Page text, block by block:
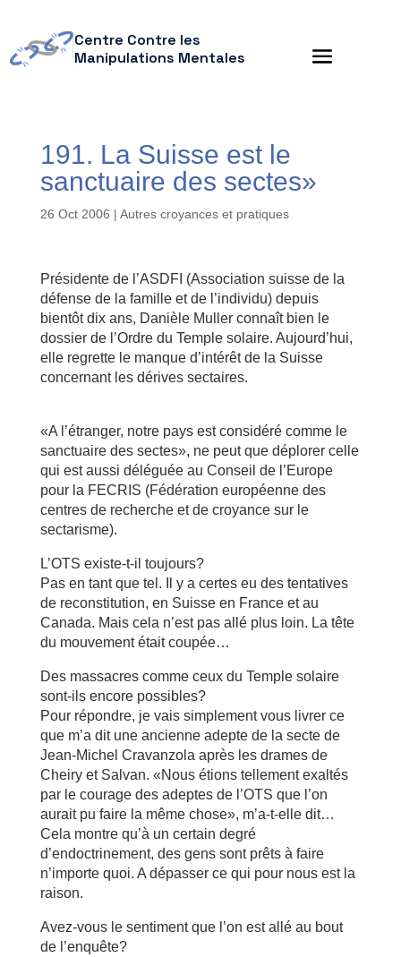
Centre Contre les
Manipulations Mentales
191. La Suisse est le
sanctuaire des sectes»
26 Oct 2006 | Autres croyances et pratiques
Présidente de l’ASDFI (Association suisse de la
défense de la famille et de l’individu) depuis
bientôt dix ans, Danièle Muller connaît bien le
dossier de l’Ordre du Temple solaire. Aujourd’hui,
elle regrette le manque d’intérêt de la Suisse
concernant les dérives sectaires.
«A l’étranger, notre pays est considéré comme le
sanctuaire des sectes», ne peut que déplorer celle
qui est aussi déléguée au Conseil de l’Europe
pour la FECRIS (Fédération européenne des
centres de recherche et de croyance sur le
sectarisme).
L’OTS existe-t-il toujours?
Pas en tant que tel. Il y a certes eu des tentatives
de reconstitution, en Suisse en France et au
Canada. Mais cela n’est pas allé plus loin. La tête
du mouvement était coupée…
Des massacres comme ceux du Temple solaire
sont-ils encore possibles?
Pour répondre, je vais simplement vous livrer ce
que m’a dit une ancienne adepte de la secte de
Jean-Michel Cravanzola après les drames de
Cheiry et Salvan. «Nous étions tellement exaltés
par le courage des adeptes de l’OTS que l’on
aurait pu faire la même chose», m’a-t-elle dit…
Cela montre qu’à un certain degré
d’endoctrinement, des gens sont prêts à faire
n’importe quoi. A dépasser ce qui pour nous est la
raison.
Avez-vous le sentiment que l’on est allé au bout
de l’enquête?